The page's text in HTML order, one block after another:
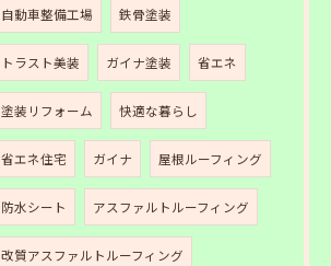
自動車整備工場 鉄骨塗装
トラスト美装 ガイナ塗装 省エネ
塗装リフォーム 快適な暮らし
省エネ住宅 ガイナ 屋根ルーフィング
防水シート アスファルトルーフィング
改質アスファルトルーフィング